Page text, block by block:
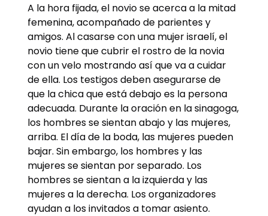
A la hora fijada, el novio se acerca a la mitad
femenina, acompañado de parientes y
amigos. Al casarse con una mujer israelí, el
novio tiene que cubrir el rostro de la novia
con un velo mostrando así que va a cuidar
de ella. Los testigos deben asegurarse de
que la chica que está debajo es la persona
adecuada. Durante la oración en la sinagoga,
los hombres se sientan abajo y las mujeres,
arriba. El día de la boda, las mujeres pueden
bajar. Sin embargo, los hombres y las
mujeres se sientan por separado. Los
hombres se sientan a la izquierda y las
mujeres a la derecha. Los organizadores
ayudan a los invitados a tomar asiento.